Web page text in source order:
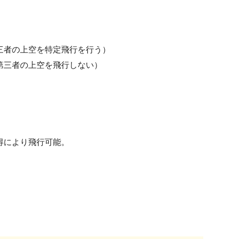
の上空を特定飛行を行う）
者の上空を飛行しない）
より飛行可能。